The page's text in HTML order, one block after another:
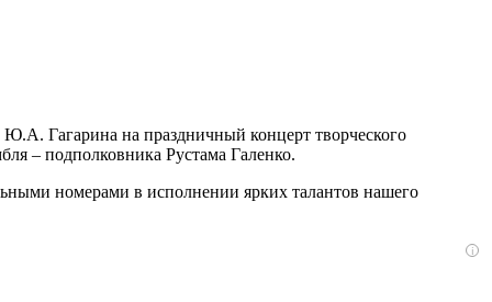
Гагарина на праздничный концерт творческого
– подполковника Рустама Галенко.
номерами в исполнении ярких талантов нашего
i